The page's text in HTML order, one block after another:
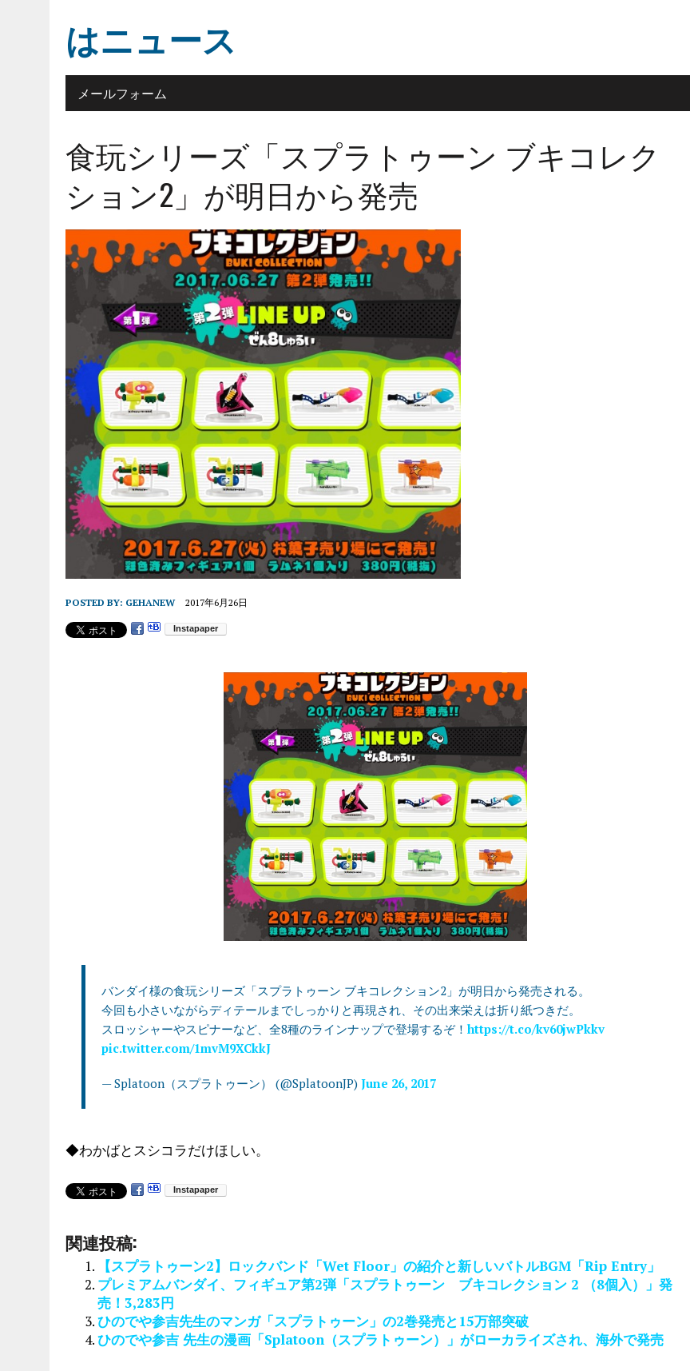
はニュース
メールフォーム
食玩シリーズ「スプラトゥーン ブキコレク
ション2」が明日から発売
POSTED BY: GEHANEW 2017年6月26日
バンダイ様の食玩シリーズ「スプラトゥーン ブキコレクション2」が明日から発売される。
今回も小さいながらディテールまでしっかりと再現され、その出来栄えは折り紙つきだ。
スロッシャーやスピナーなど、全8種のラインナップで登場するぞ！ https://t.co/kv60jwPkkv
pic.twitter.com/1mvM9XCkkJ
— Splatoon（スプラトゥーン） (@SplatoonJP) June 26, 2017
◆わかばとスシコラだけほしい。
関連投稿:
【スプラトゥーン2】ロックバンド「Wet Floor」の紹介と新しいバトルBGM「Rip Entry」
プレミアムバンダイ、フィギュア第2弾「スプラトゥーン ブキコレクション 2 （8個入）」発
売！3,283円
ひのでや参吉先生のマンガ「スプラトゥーン」の2巻発売と15万部突破
ひのでや参吉 先生の漫画「Splatoon（スプラトゥーン）」がローカライズされ、海外で発売